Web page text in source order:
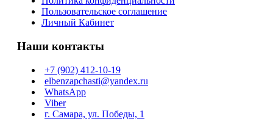
Пользовательское соглашение
Личный Кабинет
Наши контакты
+7 (902) 412-10-19
elbenzapchasti@yandex.ru
WhatsApp
Viber
г. Самара, ул. Победы, 1